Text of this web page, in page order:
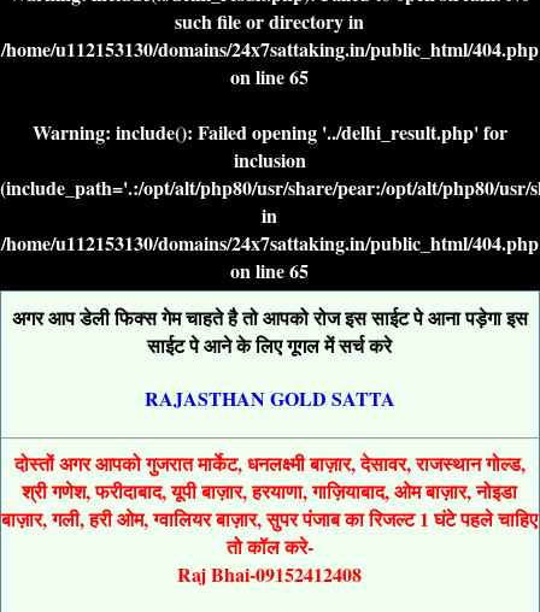
such file or directory in
/home/u112153130/domains/24x7sattaking.in/public_html/404.php
on line65
Warning: include(): Failed opening '../delhi_result.php' for
inclusion
(include_path='.:/opt/alt/php80/usr/share/pear:/opt/alt/php80/
in
/home/u112153130/domains/24x7sattaking.in/public_html/404.php
on line65
अगर आप डेली फिक्स गेम चाहते है तो आपको रोज इस साईट पे आना पड़ेगा इस
साईट पे आने के लिए गूगल में सर्च करे
RAJASTHAN GOLD SATTA
दोस्तों अगर आपको गुजरात मार्केट, धनलक्ष्मी बाज़ार, देसावर, राजस्थान गोल्ड,
श्री गणेश, फरीदाबाद, यूपी बाज़ार, हरयाणा, गाज़ियाबाद, ओम बाज़ार, नोइडा
बाज़ार, गली, हरी ओम, ग्वालियर बाज़ार, सुपर पंजाब का रिजल्ट 1 घंटे पहले चाहिए
तो कॉल करे-
Raj Bhai-09152412408